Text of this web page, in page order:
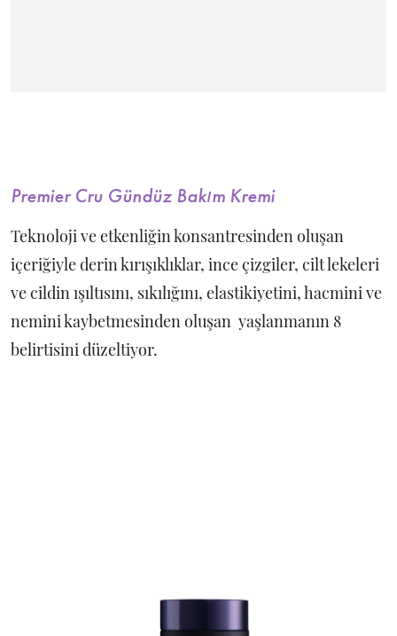
Premier Cru Gündüz Bakım Kremi
Teknoloji ve etkenliğin konsantresinden oluşan
içeriğiyle derin kırışıklıklar, ince çizgiler, cilt lekeleri
ve cildin ışıltısını, sıkılığını, elastikiyetini, hacmini ve
nemini kaybetmesinden oluşan yaşlanmanın 8
belirtisini düzeltiyor.